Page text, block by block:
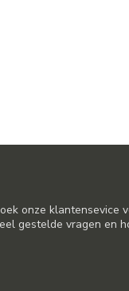
onze klantensevice
gestelde vragen en